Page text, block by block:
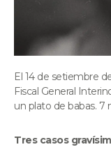
El 14 de setiembre
Fiscal General
un plato de babas. 7
Tres casos